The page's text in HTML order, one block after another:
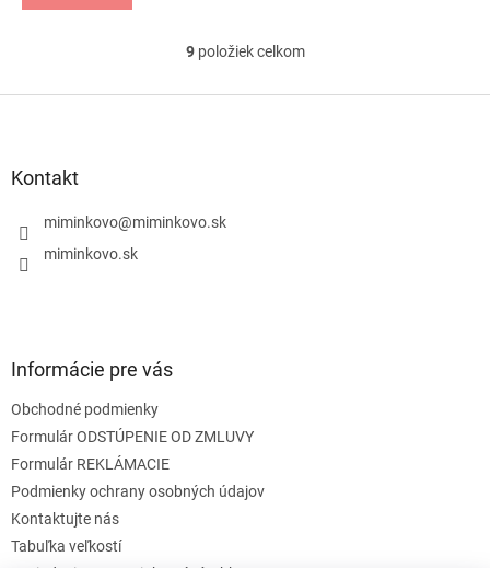
O
l
s
9položiek celkom
Kontakt
miminkovo@miminkovo.sk
miminkovo.sk
Informácie pre vás
Obchodné podmienky
Formulár ODSTÚPENIE OD ZMLUVY
Formulár REKLÁMACIE
Podmienky ochrany osobných údajov
Kontaktujte nás
Tabuľka veľkostí